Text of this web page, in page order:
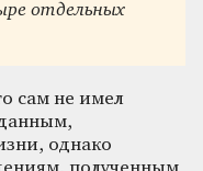
отдельных
сам не имел
однако